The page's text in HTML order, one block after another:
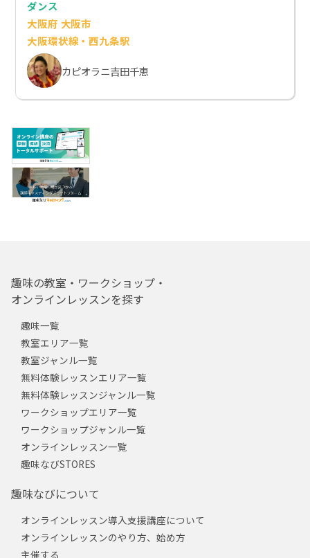
ダンス
大阪府 大阪市
大阪環状線・西九条駅
カピオラニ吉田千恵
趣味の教室・ワークショップ・
オンラインレッスンを探す
趣味一覧
教室エリア一覧
教室ジャンル一覧
無料体験レッスンエリア一覧
無料体験レッスンジャンル一覧
ワークショップエリア一覧
ワークショップジャンル一覧
オンラインレッスン一覧
趣味なびSTORES
趣味なびについて
オンラインレッスン導入支援講座について
オンラインレッスンのやり方、始め方
主催する